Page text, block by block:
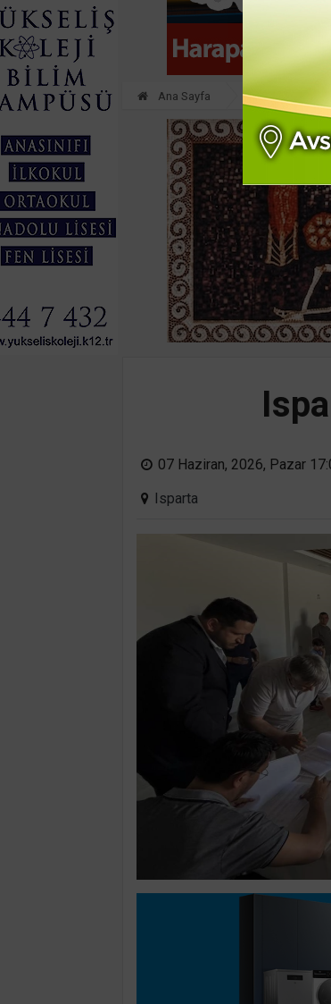
Ana Sayfa SPOR
07 Haziran, 2026, Pazar
Isparta